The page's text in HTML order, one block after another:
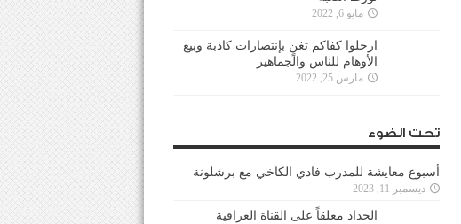
مايو 6, 2022
ارحلوا كفاكم تغنٍ بإنتصارات كاذبة وبيع
الأوهام للناس والجماهير
مارس 25, 2022
تحت الضوء
أسبوع معايشة للمدرب فادي الكاخي مع برشلونة
ديسمبر 11, 2023
الحداد معلقاً على القناة العراقية